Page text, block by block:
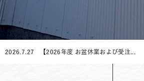
2026.7.27 【2026年度 お盆休業および受注...